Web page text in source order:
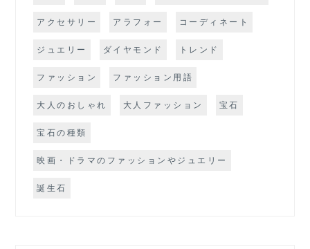
アクセサリー アラフォー コーディネート
ジュエリー ダイヤモンド トレンド
ファッション ファッション用語
大人のおしゃれ 大人ファッション 宝石
宝石の種類
映画・ドラマのファッションやジュエリー
誕生石